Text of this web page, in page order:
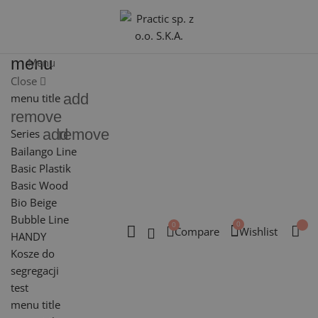
menu
Menu
Close
menu title add
remove
Series addremove
Bailango Line
Basic Plastik
Basic Wood
Bio Beige
Bubble Line
HANDY
Kosze do
segregacji
test
menu title
Compare Wishlist